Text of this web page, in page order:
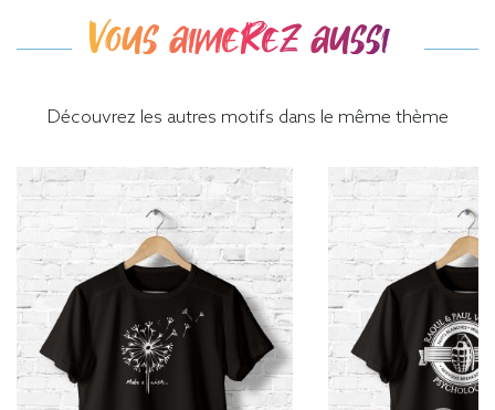
Vous aimerez aussi
Découvrez les autres motifs dans le même thème